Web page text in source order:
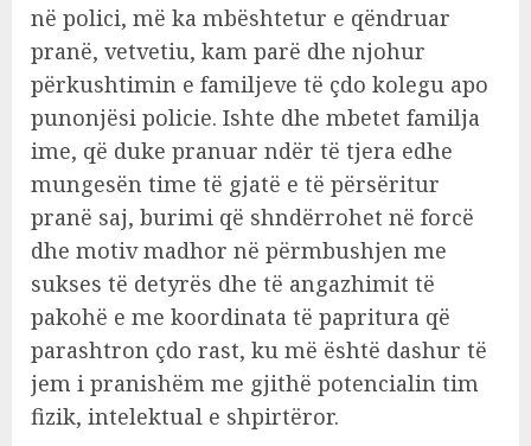
në polici, më ka mbështetur e qëndruar
pranë, vetvetiu, kam parë dhe njohur
përkushtimin e familjeve të çdo kolegu apo
punonjësi policie. Ishte dhe mbetet familja
ime, që duke pranuar ndër të tjera edhe
mungesën time të gjatë e të përsëritur
pranë saj, burimi që shndërrohet në forcë
dhe motiv madhor në përmbushjen me
sukses të detyrës dhe të angazhimit të
pakohë e me koordinata të papritura që
parashtron çdo rast, ku më është dashur të
jem i pranishëm me gjithë potencialin tim
fizik, intelektual e shpirtëror.